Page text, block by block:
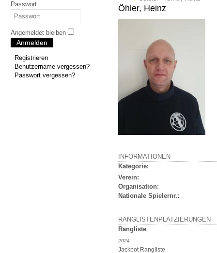
Passwort
Angemeldet bleiben
Anmelden
Registrieren
Benutzername vergessen?
Passwort vergessen?
Öhler, Heinz
INFORMATIONEN
Kategorie:
Verein:
Organisation:
Nationale Spielernr.:
RANGLISTENPLATZIERUNGEN
Rangliste
2024
Jackpot Rangliste